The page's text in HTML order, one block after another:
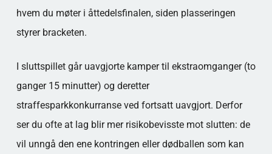
hvem du møter i åttedelsfinalen, siden plasseringen
styrer bracketen.
I sluttspillet går uavgjorte kamper til ekstraomganger (to
ganger 15 minutter) og deretter
straffesparkkonkurranse ved fortsatt uavgjort. Derfor
ser du ofte at lag blir mer risikobevisste mot slutten: de
vil unngå den ene kontringen eller dødballen som kan